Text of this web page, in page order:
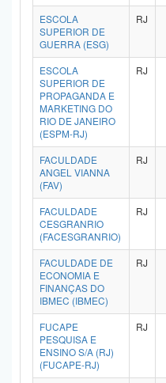
ESCOLA
SUPERIOR DE
GUERRA (ESG)
RJ
ESCOLA
SUPERIOR DE
PROPAGANDA E
MARKETING DO
RIO DE JANEIRO
(ESPM-RJ)
RJ
FACULDADE
ANGEL VIANNA
(FAV)
RJ
FACULDADE
CESGRANRIO
(FACESGRANRIO)
RJ
FACULDADE DE
ECONOMIA E
FINANÇAS DO
IBMEC (IBMEC)
RJ
FUCAPE
PESQUISA E
ENSINO S/A (RJ)
(FUCAPE-RJ)
RJ